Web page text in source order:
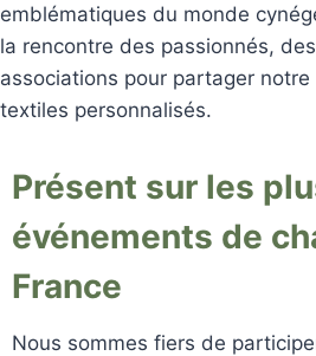
emblématiques du monde
la rencontre des passionnés,
associations pour partager
textiles personnalisés.
Présent sur les
événements de
France
Nous sommes fiers de